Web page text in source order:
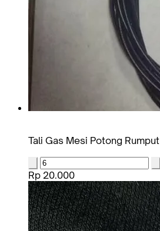
Tali Gas Mesi Potong Rumput
Rp 20.000